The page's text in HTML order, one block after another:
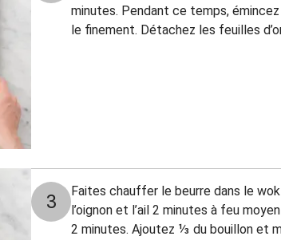
minutes. Pendant ce temps, émincez
le finement. Détachez les feuilles
3
Faites chauffer le beurre dans le
l’oignon et l’ail 2 minutes à feu
2 minutes. Ajoutez ⅓ du bouillon et